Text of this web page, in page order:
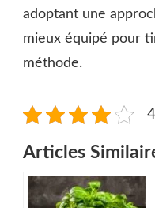
adoptant une
mieux équipé pour
méthode.
Articles